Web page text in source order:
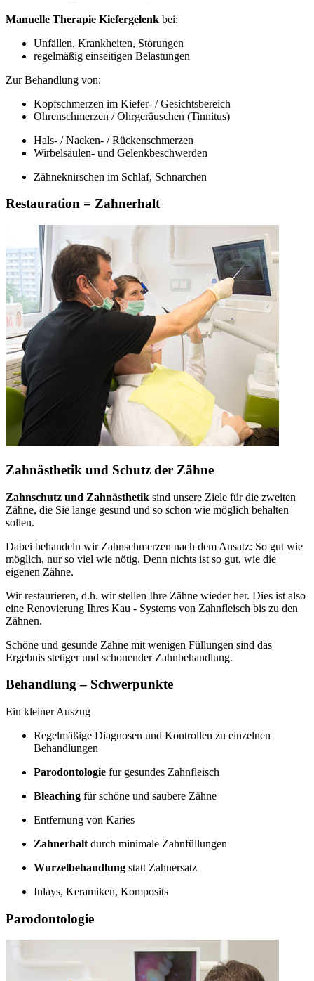
Manuelle Therapie Kiefergelenk bei:
Unfällen, Krankheiten, Störungen
regelmäßig einseitigen Belastungen
Zur Behandlung von:
Kopfschmerzen im Kiefer- / Gesichtsbereich
Ohrenschmerzen / Ohrgeräuschen (Tinnitus)
Hals- / Nacken- / Rückenschmerzen
Wirbelsäulen- und Gelenkbeschwerden
Zähneknirschen im Schlaf, Schnarchen
Restauration = Zahnerhalt
Zahnästhetik und Schutz der Zähne
Zahnschutz und Zahnästhetik sind unsere Ziele für die zweiten
Zähne, die Sie lange gesund und so schön wie möglich behalten
sollen.
Dabei behandeln wir Zahnschmerzen nach dem Ansatz: So gut wie
möglich, nur so viel wie nötig. Denn nichts ist so gut, wie die
eigenen Zähne.
Wir restaurieren, d.h. wir stellen Ihre Zähne wieder her. Dies ist also
eine Renovierung Ihres Kau - Systems von Zahnfleisch bis zu den
Zähnen.
Schöne und gesunde Zähne mit wenigen Füllungen sind das
Ergebnis stetiger und schonender Zahnbehandlung.
Behandlung – Schwerpunkte
Ein kleiner Auszug
Regelmäßige Diagnosen und Kontrollen zu einzelnen
Behandlungen
Parodontologie für gesundes Zahnfleisch
Bleaching für schöne und saubere Zähne
Entfernung von Karies
Zahnerhalt durch minimale Zahnfüllungen
Wurzelbehandlung statt Zahnersatz
Inlays, Keramiken, Komposits
Parodontologie